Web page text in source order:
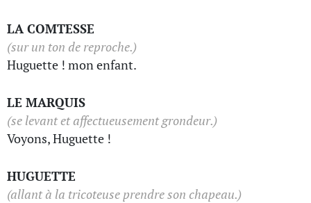
LA COMTESSE
(sur un ton de reproche.)
Huguette ! mon enfant.
LE MARQUIS
(se levant et affectueusement grondeur.)
Voyons, Huguette !
HUGUETTE
(allant à la tricoteuse prendre son chapeau.)